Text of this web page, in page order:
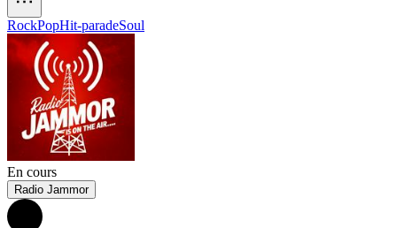
RockPopHit-paradeSoul
En cours
Radio Jammor